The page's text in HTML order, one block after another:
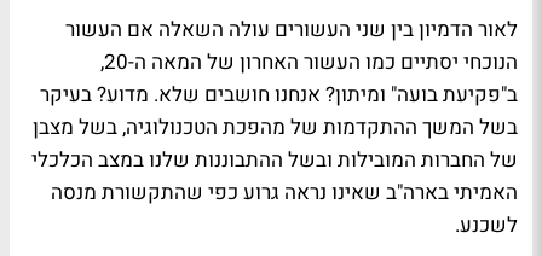
לאור הדמיון בין שני העשורים עולה השאלה אם העשור
הנוכחי יסתיים כמו העשור האחרון של המאה ה-20,
ב"פקיעת בועה" ומיתון? אנחנו חושבים שלא. מדוע? בעיקר
בשל המשך ההתקדמות של מהפכת הטכנולוגיה, בשל מצבן
של החברות המובילות ובשל ההתבוננות שלנו במצב הכלכלי
האמיתי בארה"ב שאינו נראה גרוע כפי שהתקשורת מנסה
לשכנע.